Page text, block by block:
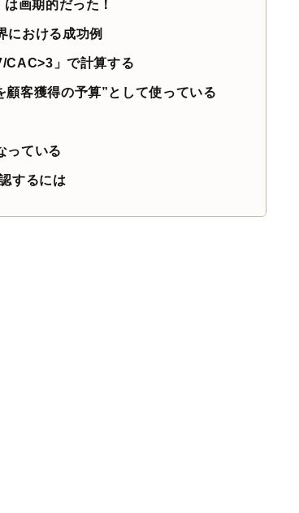
画期的だった！
における成功例
CAC>3」で計算する
客獲得の予算”として使っている
っている
するには